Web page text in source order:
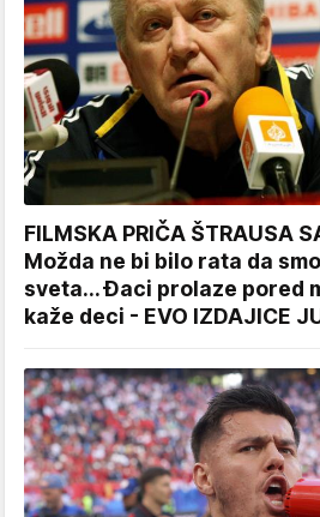
FILMSKA PRIČA ŠTRAUSA
Možda ne bi bilo rata da
sveta... Đaci prolaze pored
kaže deci - EVO IZDAJICE